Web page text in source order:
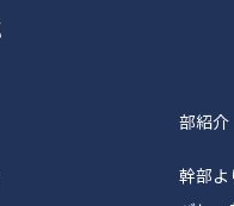
部紹介
幹部